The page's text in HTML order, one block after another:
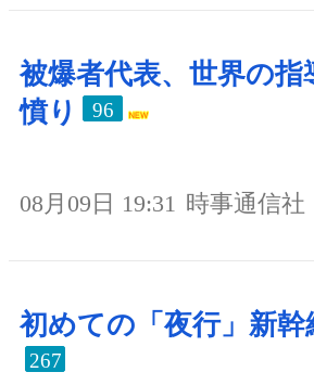
被爆者代表、世界の指
憤り
96
08月09日 19:31 時事通信社
初めての「夜行」新幹
267